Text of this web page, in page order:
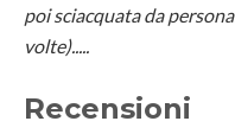
poi sciacquata da
volte).....
Recensioni